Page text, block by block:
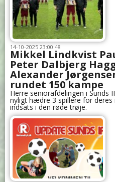
14-10-2025 23:00:48
Mikkel Lindkvist
Peter Dalbjerg
Alexander
rundet 150 kampe
Herre seniorafdelingen i Sunds
nyligt hædre 3 spillere for deres
indsats i den røde trøje.